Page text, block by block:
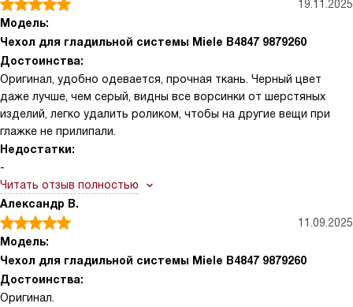
19.11.2025
Модель:
Чехол для гладильной системы Miele B4847 9879260
Достоинства:
Оригинал, удобно одевается, прочная ткань. Черный цвет
даже лучше, чем серый, видны все ворсинки от шерстяных
изделий, легко удалить роликом, чтобы на другие вещи при
глажке не прилипали.
Недостатки:
-
Читать отзыв полностью
Александр В.
11.09.2025
Модель:
Чехол для гладильной системы Miele B4847 9879260
Достоинства:
Оригинал.